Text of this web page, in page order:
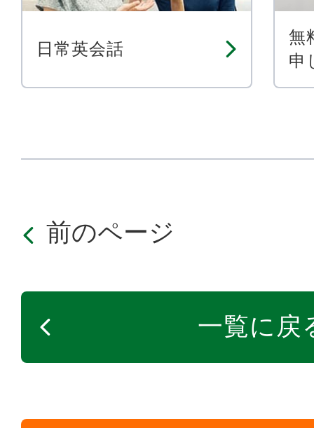
日常英会話
無
申
前のページ
一覧に戻